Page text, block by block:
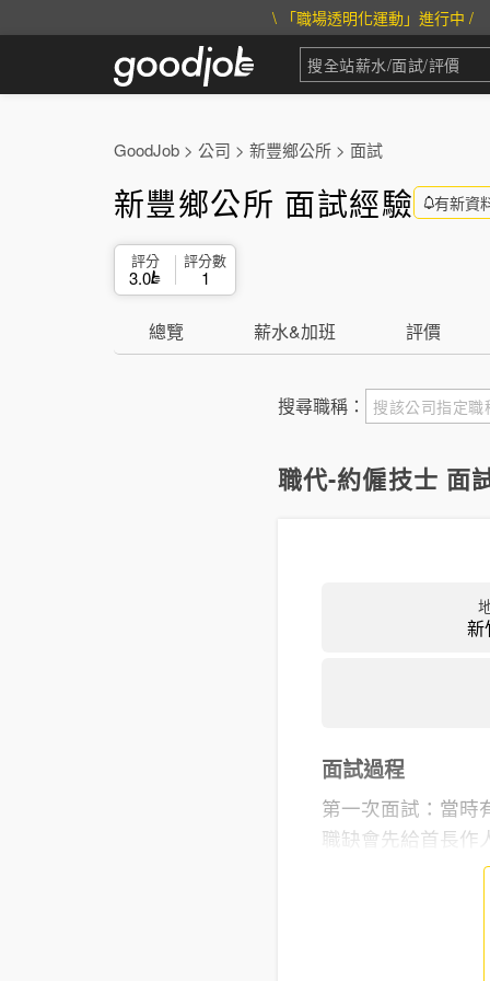
\ 「職場透明化運動」進行中 /
GoodJob > 公司 > 新豐鄉公所 > 面試
新豐鄉公所 面試經驗 有新資
評分
3.0
評分數
1
總覽 薪水&加班 評價
搜尋職稱：
職代-約僱技士 面
新
面試過程
第一次面試：當時
職缺會先給首長作